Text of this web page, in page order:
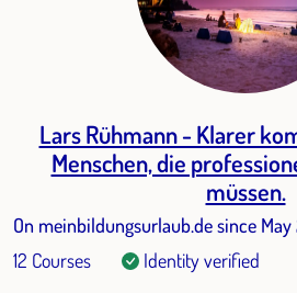
Lars Rühmann - Klarer
Menschen, die
müssen.
On meinbildungsurlaub.de since
12 Courses
Identity verified